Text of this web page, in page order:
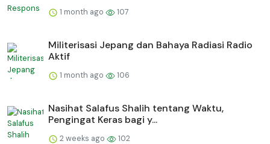
1 month ago 107
Militerisasi Jepang dan Bahaya Radiasi Radio
Aktif
1 month ago 106
Nasihat Salafus Shalih tentang Waktu,
Pengingat Keras bagi y...
2 weeks ago 102